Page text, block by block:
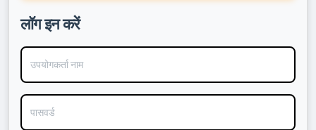
लॉग इन करें
उपयोगकर्ता नाम
पासवर्ड